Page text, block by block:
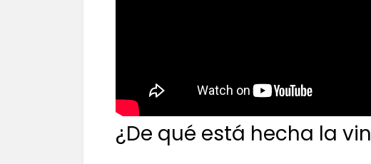
¿De qué está hecha la